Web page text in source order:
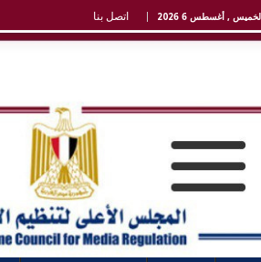
الخميس , أغسطس 6 2026 اتصل بنا